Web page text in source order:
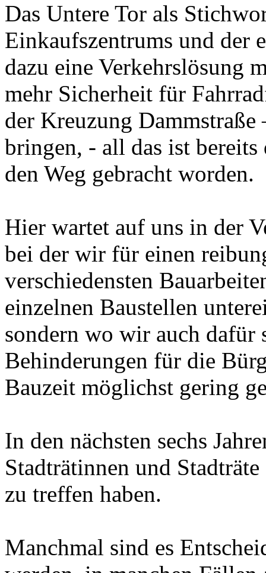
Das Untere Tor als
Einkaufszentrums und der
dazu eine Verkehrslösung
mehr Sicherheit für
der Kreuzung
bringen, - all das ist
den Weg gebracht worden.
Hier wartet auf uns in der
bei der wir für einen
verschiedensten
einzelnen Baustellen
sondern wo wir auch dafür
Behinderungen für die
Bauzeit möglichst gering
In den nächsten sechs
Stadträtinnen und
zu treffen haben.
Manchmal sind es